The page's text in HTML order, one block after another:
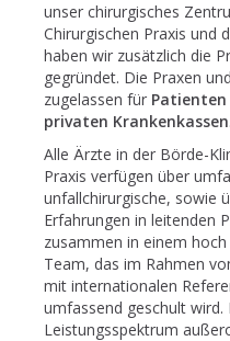
unser chirurgisches
Chirurgischen Praxis und
haben wir zusätzlich die
gegründet. Die Praxen
zugelassen für
privaten Krankenkassen
Alle Ärzte in der Börde-
Praxis verfügen über
unfallchirurgische, sowie
Erfahrungen in leitenden
zusammen in einem
Team, das im Rahmen
mit internationalen
umfassend geschult
Leistungsspektrum